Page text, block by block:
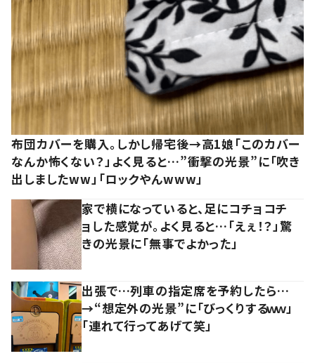
布団カバーを購入。しかし帰宅後→高1娘「このカバー
なんか怖くない？」よく見ると…”衝撃の光景”に「吹き
出しましたww」「ロックやんwww」
家で横になっていると、足にコチョコチ
ョした感覚が。よく見ると…「えぇ！？」驚
きの光景に「無事でよかった」
出張で…列車の指定席を予約したら…
→“想定外の光景”に「びっくりするｗｗ」
「連れて行ってあげて笑」